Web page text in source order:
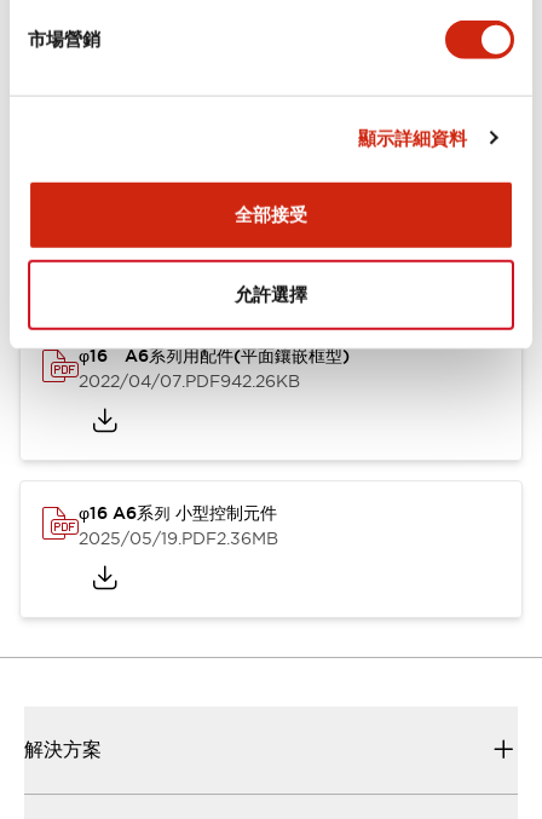
市場營銷
顯示詳細資料
全部接受
允許選擇
安裝和安裝規範
型錄和宣傳手冊 CAD檔 認證與標準 技術文件
φ16 A6系列用配件(平面鑲嵌框型)
2022/04/07.PDF942.26KB
φ16 A6系列 小型控制元件
2025/05/19.PDF2.36MB
解決方案